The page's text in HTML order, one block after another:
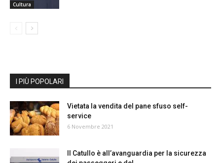
Cultura
I PIÙ POPOLARI
Vietata la vendita del pane sfuso self-
service
6 Novembre 2021
Il Catullo è all’avanguardia per la sicurezza